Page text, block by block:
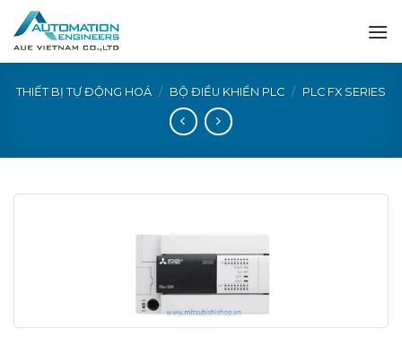
Skip
to
content
THIẾT BỊ TỰ ĐỘNG HOÁ / BỘ ĐIỀU KHIỂN PLC / PLC FX SERIES